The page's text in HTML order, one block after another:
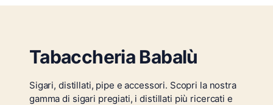
Tabaccheria Babalù
Sigari, distillati, pipe e accessori. Scopri la nostra
gamma di sigari pregiati, i distillati più ricercati e